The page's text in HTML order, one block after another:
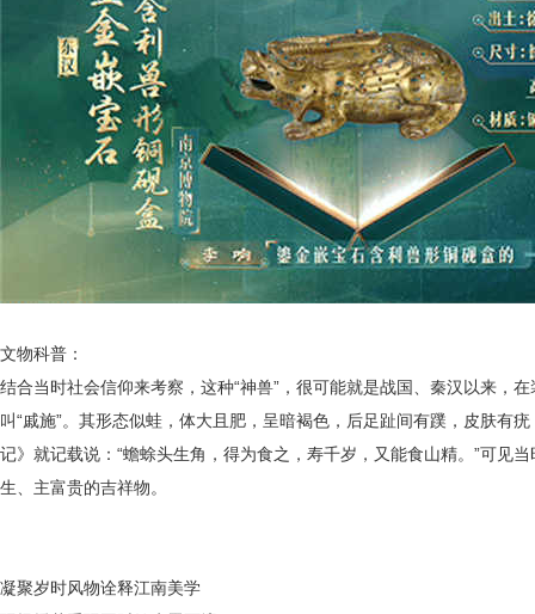
文物科普：
结合当时社会信仰来考察，这种“神兽”，很可能就是战国、秦汉以来，
叫“戚施”。其形态似蛙，体大且肥，呈暗褐色，后足趾间有蹼，皮肤有
记》就记载说： “蟾蜍头生角，得为食之，寿千岁，又能食山精。”可见
生、主富贵的吉祥物。
凝聚岁时风物诠释江南美学